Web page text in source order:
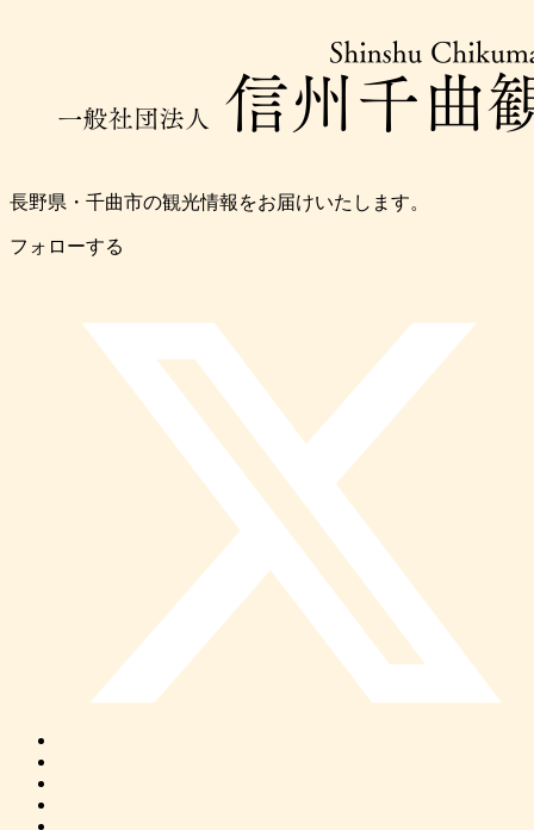
長野県・千曲市の観光情報をお届けいたします。
フォローする